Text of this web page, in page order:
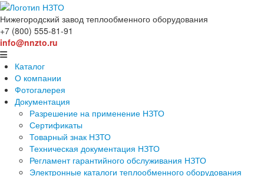
Нижегородский завод теплообменного оборудования
+7 (800) 555-81-91
info@nnzto.ru
Каталог
О компании
Фотогалерея
Документация
Разрешение на применение НЗТО
Сертификаты
Товарный знак НЗТО
Техническая документация НЗТО
Регламент гарантийного обслуживания НЗТО
Электронные каталоги теплообменного оборудования